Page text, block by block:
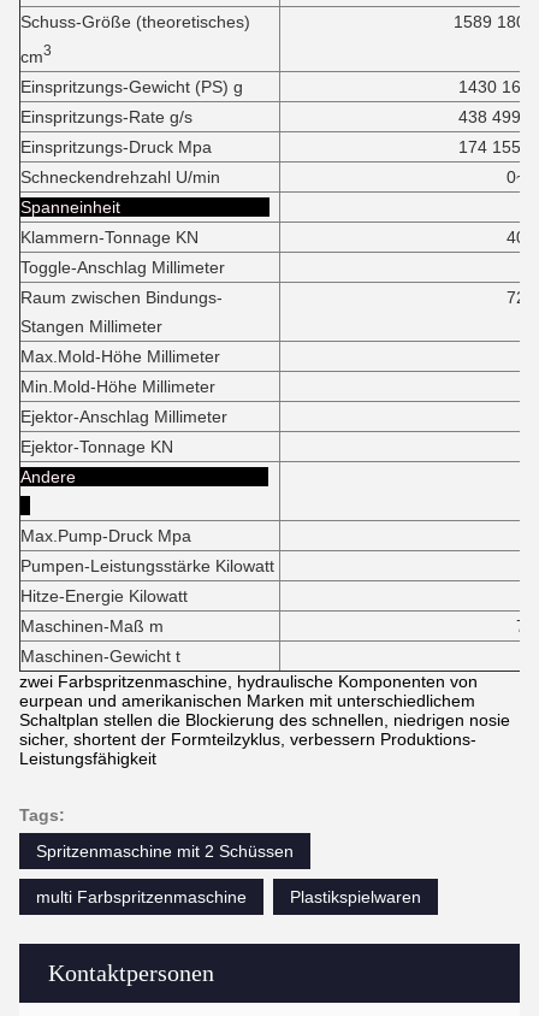
Kontaktpersonen
Schuss-Größe (theoretisches)
cm3
1589 1808
Einspritzungs-Gewicht (PS) g
1430 1627
Einspritzungs-Rate g/s
438 499
Einspritzungs-Druck Mpa
174 155
Schneckendrehzahl U/min
Spanneinheit
Klammern-Tonnage KN
Toggle-Anschlag Millimeter
Raum zwischen Bindungs-
Stangen Millimeter
Max.Mold-Höhe Millimeter
Min.Mold-Höhe Millimeter
Ejektor-Anschlag Millimeter
Ejektor-Tonnage KN
Andere
Max.Pump-Druck Mpa
Pumpen-Leistungsstärke Kilowatt
Hitze-Energie Kilowatt
Maschinen-Maß m
Maschinen-Gewicht t
zwei Farbspritzenmaschine, hydraulische Komponenten von
eurpean und amerikanischen Marken mit unterschiedlichem
Schaltplan stellen die Blockierung des schnellen, niedrigen nosie
sicher, shortent der Formteilzyklus, verbessern Produktions-
Leistungsfähigkeit
Tags:
Spritzenmaschine mit 2 Schüssen
multi Farbspritzenmaschine Plastikspielwaren